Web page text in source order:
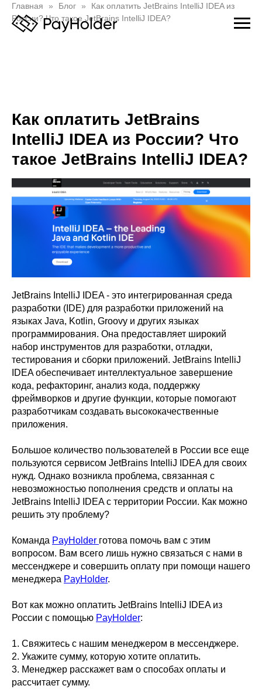
Главная Блог
Как оплатить JetBrains IntelliJ IDEA из
России? Что такое JetBrains IntelliJ IDEA?
Как оплатить JetBrains
IntelliJ IDEA из России? Что
такое JetBrains IntelliJ IDEA?
JetBrains IntelliJ IDEA - это интегрированная среда
разработки (IDE) для разработки приложений на
языках Java, Kotlin, Groovy и других языках
программирования. Она предоставляет широкий
набор инструментов для разработки, отладки,
тестирования и сборки приложений. JetBrains IntelliJ
IDEA обеспечивает интеллектуальное завершение
кода, рефакторинг, анализ кода, поддержку
фреймворков и другие функции, которые помогают
разработчикам создавать высококачественные
приложения.
Большое количество пользователей в России все еще
пользуются сервисом JetBrains IntelliJ IDEA для своих
нужд. Однако возникла проблема, связанная с
невозможностью пополнения средств и оплаты на
JetBrains IntelliJ IDEA с территории России. Как можно
решить эту проблему?
Команда PayHolder готова помочь вам с этим
вопросом. Вам всего лишь нужно связаться с нами в
мессенджере и совершить оплату при помощи нашего
менеджера PayHolder.
Вот как можно оплатить JetBrains IntelliJ IDEA из
России с помощью PayHolder:
1. Свяжитесь с нашим менеджером в мессенджере.
2. Укажите сумму, которую хотите оплатить.
3. Менеджер расскажет вам о способах оплаты и
рассчитает сумму.